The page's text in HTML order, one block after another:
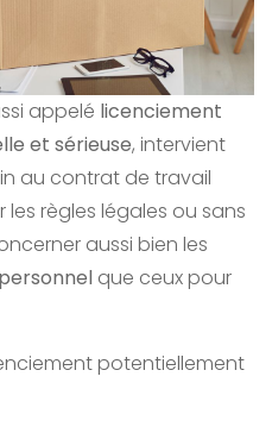
appelé licenciement
et sérieuse, intervient
au contrat de travail
les règles légales ou sans
aussi bien les
que ceux pour
potentiellement